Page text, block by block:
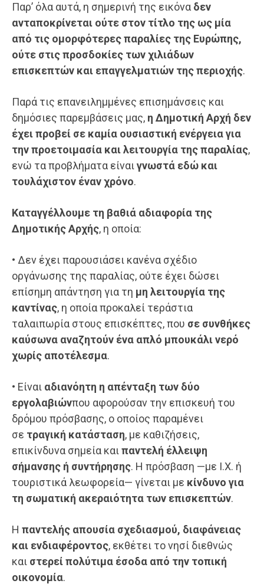
Παρ’ όλα αυτά, η σημερινή της εικόνα δεν
ανταποκρίνεται ούτε στον τίτλο της ως μία
από τις ομορφότερες παραλίες της Ευρώπης,
ούτε στις προσδοκίες των χιλιάδων
επισκεπτών και επαγγελματιών της περιοχής.
Παρά τις επανειλημμένες επισημάνσεις και
δημόσιες παρεμβάσεις μας, η Δημοτική Αρχή δεν
έχει προβεί σε καμία ουσιαστική ενέργεια για
την προετοιμασία και λειτουργία της παραλίας,
ενώ τα προβλήματα είναιγνωστά εδώ και
τουλάχιστον έναν χρόνο.
Καταγγέλλουμε τη βαθιά αδιαφορία της
Δημοτικής Αρχής, η οποία:
• Δεν έχει παρουσιάσει κανένα σχέδιο
οργάνωσης της παραλίας, ούτε έχει δώσει
επίσημη απάντηση για τη μη λειτουργία της
καντίνας, η οποία προκαλεί τεράστια
ταλαιπωρία στους επισκέπτες, που σε συνθήκες
καύσωνα αναζητούν ένα απλό μπουκάλι νερό
χωρίς αποτέλεσμα.
• Είναι αδιανόητη η απένταξη των δύο
εργολαβιώνπου αφορούσαν την επισκευή του
δρόμου πρόσβασης, ο οποίος παραμένει
σε τραγική κατάσταση, με καθιζήσεις,
επικίνδυνα σημεία καιπαντελή έλλειψη
σήμανσης ή συντήρησης. Η πρόσβαση —με Ι.Χ. ή
τουριστικά λεωφορεία— γίνεται με κίνδυνο για
τη σωματική ακεραιότητα των επισκεπτών.
Η παντελής απουσία σχεδιασμού, διαφάνειας
και ενδιαφέροντος, εκθέτει το νησί διεθνώς
και στερεί πολύτιμα έσοδα από την τοπική
οικονομία.